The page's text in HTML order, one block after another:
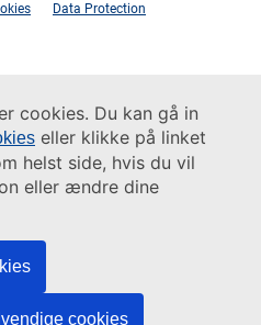
cookies. Du kan gå in
eller klikke på linket
helst side, hvis du vil
eller ændre dine
cookies
Data Protection